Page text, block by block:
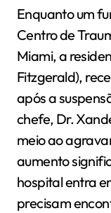
Enquanto um
Centro de
Miami, a
Fitzgerald),
após a
chefe, Dr.
meio ao
aumento
hospital entra
precisam